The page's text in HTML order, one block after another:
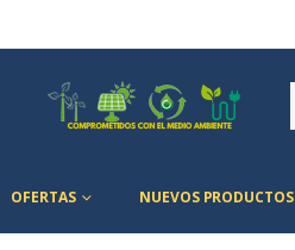
OFERTAS NUEVOS PRODUCTOS